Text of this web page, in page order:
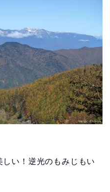
い！逆光のもみじもい